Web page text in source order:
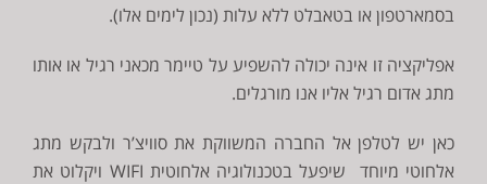
בסמארטפון או בטאבלט ללא עלות (נכון לימים אלו).
אפליקציה זו אינה יכולה להשפיע על טיימר מכאני רגיל או אותו
מתג אדום רגיל אליו אנו מורגלים.
כאן יש לטלפן אל החברה המשווקת את סוויצ’ר ולבקש מתג
אלחוטי מיוחד שיפעל בטכנולוגיה אלחוטית WIFI ויקלוט את